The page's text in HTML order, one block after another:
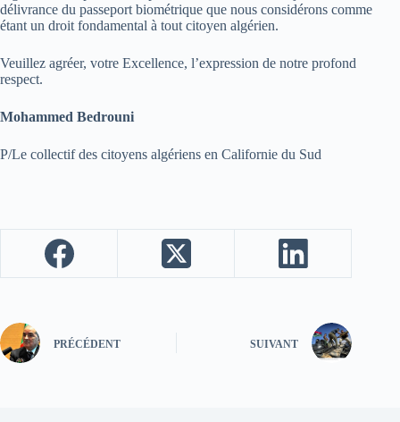
délivrance du passeport biométrique que nous considérons comme
étant un droit fondamental à tout citoyen algérien.
Veuillez agréer, votre Excellence, l’expression de notre profond
respect.
Mohammed Bedrouni
P/Le collectif des citoyens algériens en Californie du Sud
PRÉCÉDENT SUIVANT